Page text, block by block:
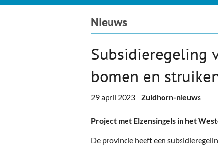
Nieuws
Gemeente informatie
Dorpen
Woningaanbod
Columns & Redactioneel
Foto-pagina
Kunst
Muziek
Podia & Dorpshuizen
Nieuws
Subsidieregeling
bomen en
29 april 2023 Zuidhorn-nieuws
Project met Elzensingels in het
De provincie heeft een